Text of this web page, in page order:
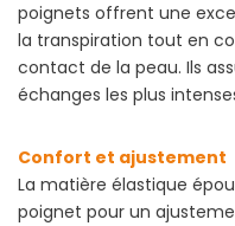
poignets offrent une
la transpiration tout en
contact de la peau. Ils
échanges les plus
Confort et ajustement
La matière élastique
poignet pour un